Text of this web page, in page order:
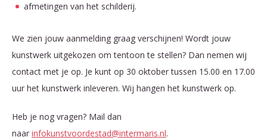
afmetingen van het schilderij.
We zien jouw aanmelding graag verschijnen! Wordt jouw
kunstwerk uitgekozen om tentoon te stellen? Dan nemen wij
contact met je op. Je kunt op 30 oktober tussen 15.00 en 17.00
uur het kunstwerk inleveren. Wij hangen het kunstwerk op.
Heb je nog vragen? Mail dan
naar infokunstvoordestad@intermaris.nl.